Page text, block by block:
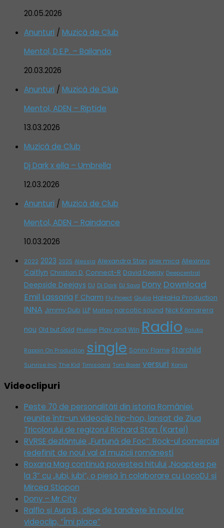
20.05.2026
Anunturi / Muzică de Club
Mentol, D.E.P. – Bailando
20.03.2026
Anunturi / Muzică de Club
Mentol, ADEN – Riptide
13.03.2026
Muzică de Club
Dj Dark x ella – Umbrella
12.03.2026
Anunturi / Muzică de Club
Mentol, ADEN – Raindance
10.03.2026
2022 2023 2025 Alessia Alexandra Stan alex mica Allexinno
Caitlyn Christian D. Connect-R David Deejay Deepcentral
Deepside Deejays DJ Dj Dark DJ Sava Dony Download
Emil Lassaria F Charm Fly Project Giulia HaHaHa Production
INNA Jimmy Dub LLP Matteo narcotic sound Nick Kamarera
nou Old but Gold Phelipe Play and Win Radio Raluka
Rappin On Production single Sonny Flame Starchild
Sunrise Inc The Kid Timisoara Tom Boxer versuri Xonia
Videoclipuri
Peste 70 de personalități din istoria României,
reunite într-un videoclip hip-hop, lansat de Ziua
Tricolorului de regizorul Richard Stan (Kartel)
RVRSE dezlănțuie „Furtună de Foc”: Rock-ul comercial
redefinit de noul val al muzicii românești
Roxana Mag continuă povestea hitului „Noaptea pe
la 3” cu „Iubi, iubi”, o piesă în colaborare cu LocoDJ și
Mircea Stiopon
Dony – Mr.City
Ralflo și Aura B., clipe de tandrețe în noul lor
videoclip, “Îmi place”